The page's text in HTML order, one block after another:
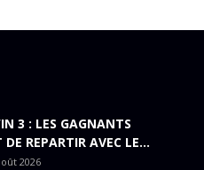
3 : LES GAGNANTS
REPARTIR AVEC LE...
2026